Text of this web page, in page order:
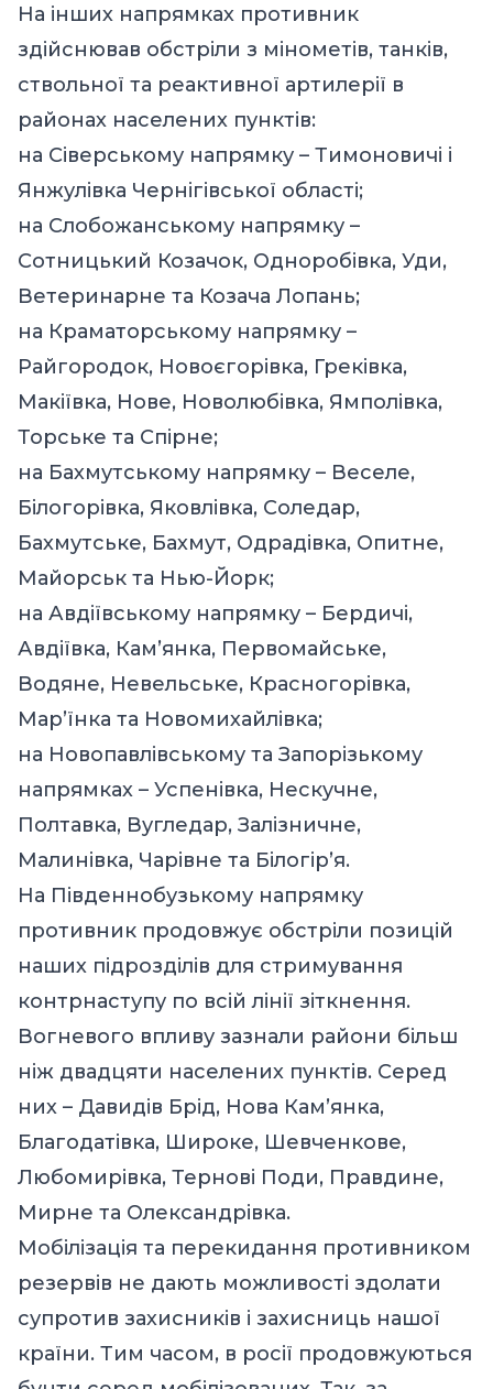
На інших напрямках противник
здійснював обстріли з мінометів, танків,
ствольної та реактивної артилерії в
районах населених пунктів:
на Сіверському напрямку – Тимоновичі і
Янжулівка Чернігівської області;
на Слобожанському напрямку –
Сотницький Козачок, Одноробівка, Уди,
Ветеринарне та Козача Лопань;
на Краматорському напрямку –
Райгородок, Новоєгорівка, Греківка,
Макіївка, Нове, Новолюбівка, Ямполівка,
Торське та Спірне;
на Бахмутському напрямку – Веселе,
Білогорівка, Яковлівка, Соледар,
Бахмутське, Бахмут, Одрадівка, Опитне,
Майорськ та Нью-Йорк;
на Авдіївському напрямку – Бердичі,
Авдіївка, Кам’янка, Первомайське,
Водяне, Невельське, Красногорівка,
Мар’їнка та Новомихайлівка;
на Новопавлівському та Запорізькому
напрямках – Успенівка, Нескучне,
Полтавка, Вугледар, Залізничне,
Малинівка, Чарівне та Білогірʼя.
На Південнобузькому напрямку
противник продовжує обстріли позицій
наших підрозділів для стримування
контрнаступу по всій лінії зіткнення.
Вогневого впливу зазнали райони більш
ніж двадцяти населених пунктів. Серед
них – Давидів Брід, Нова Кам’янка,
Благодатівка, Широке, Шевченкове,
Любомирівка, Тернові Поди, Правдине,
Мирне та Олександрівка.
Мобілізація та перекидання противником
резервів не дають можливості здолати
супротив захисників і захисниць нашої
країни. Тим часом, в росії продовжуються